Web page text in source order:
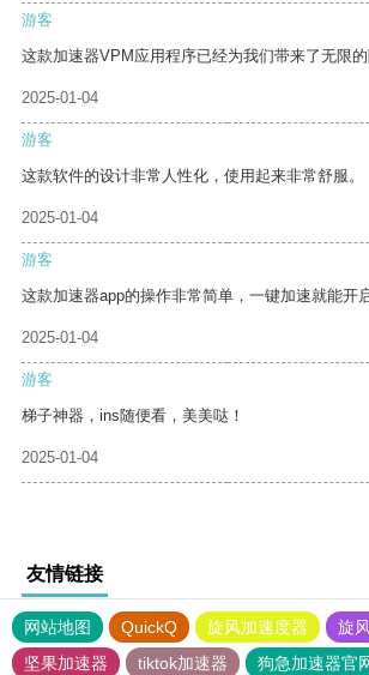
游客
这款加速器VPM应用程序已经为我们带来了无限的
2025-01-04
游客
这款软件的设计非常人性化，使用起来非常舒服。
2025-01-04
游客
这款加速器app的操作非常简单，一键加速就能开
2025-01-04
游客
梯子神器，ins随便看，美美哒！
2025-01-04
友情链接
网站地图 QuickQ 旋风加速度器
旋
坚果加速器
tiktok加速器 狗急加速器官